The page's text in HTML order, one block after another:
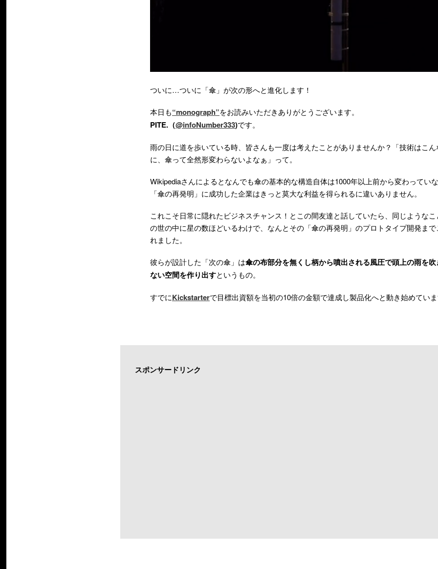
ついに…ついに「傘」が次の形へと進化します！
本日も“monograph”をお読みいただきありがとうございます。
PITE.（@infoNumber333)です。
雨の日に道を歩いている時、皆さんも一度は考えたことがありませんか？「技術はこ
に、傘って全然形変わらないよなぁ」って。
Wikipediaさんによるとなんでも傘の基本的な構造自体は1000年以上前から変わってい
「傘の再発明」に成功した企業はきっと莫大な利益を得られるに違いありません。
これこそ日常に隠れたビジネスチャンス！とこの間友達と話していたら、同じような
の世の中に星の数ほどいるわけで、なんとその「傘の再発明」のプロトタイプ開発ま
れました。
彼らが設計した「次の傘」は傘の布部分を無くし柄から噴出される風圧で頭上の雨を
ない空間を作り出すというもの。
すでにKickstarterで目標出資額を当初の10倍の金額で達成し製品化へと動き始めてい
スポンサードリンク